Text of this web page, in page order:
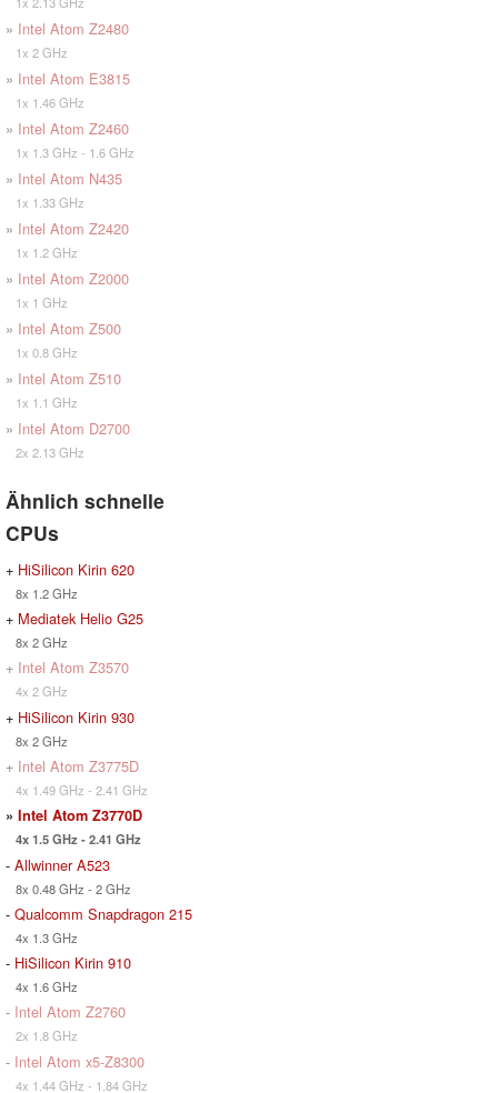
» Intel Atom Z2480
1x 2 GHz
» Intel Atom E3815
1x 1.46 GHz
» Intel Atom Z2460
1x 1.3 GHz - 1.6 GHz
» Intel Atom N435
1x 1.33 GHz
» Intel Atom Z2420
1x 1.2 GHz
» Intel Atom Z2000
1x 1 GHz
» Intel Atom Z500
1x 0.8 GHz
» Intel Atom Z510
1x 1.1 GHz
» Intel Atom D2700
2x 2.13 GHz
Ähnlich schnelle
CPUs
+ HiSilicon Kirin 620
8x 1.2 GHz
+ Mediatek Helio G25
8x 2 GHz
+ Intel Atom Z3570
4x 2 GHz
+ HiSilicon Kirin 930
8x 2 GHz
+ Intel Atom Z3775D
4x 1.49 GHz - 2.41 GHz
» Intel Atom Z3770D
4x 1.5 GHz - 2.41 GHz
- Allwinner A523
8x 0.48 GHz - 2 GHz
- Qualcomm Snapdragon 215
4x 1.3 GHz
- HiSilicon Kirin 910
4x 1.6 GHz
- Intel Atom Z2760
2x 1.8 GHz
- Intel Atom x5-Z8300
4x 1.44 GHz - 1.84 GHz